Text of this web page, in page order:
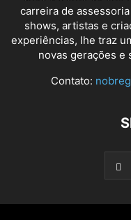
carreira de
shows, artistas e
experiências, lhe traz
novas gerações e
Contato: